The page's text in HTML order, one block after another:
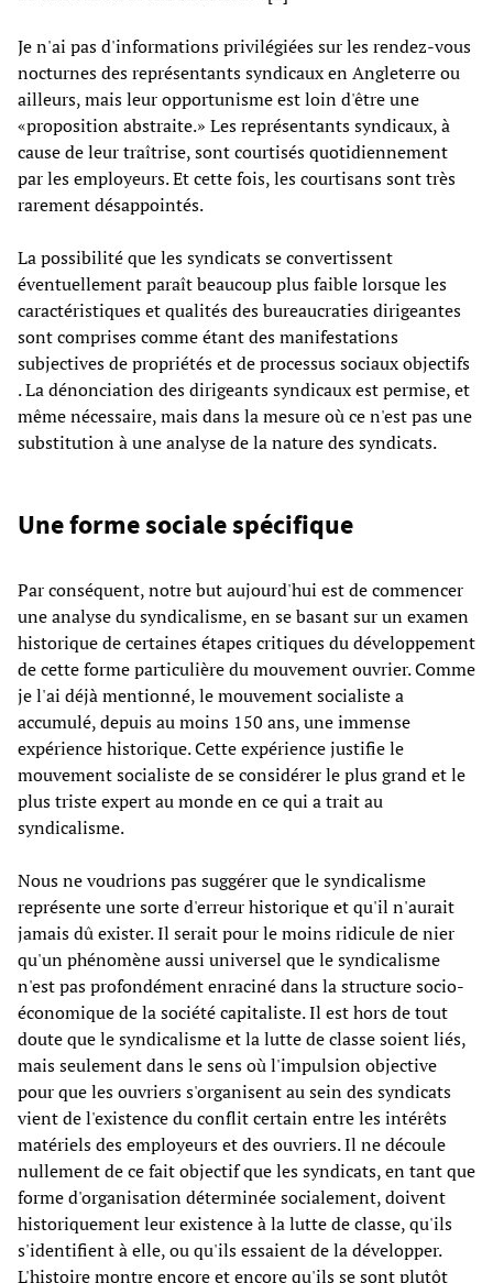
Je n'ai pas d'informations privilégiées sur les rendez-vous
nocturnes des représentants syndicaux en Angleterre ou
ailleurs, mais leur opportunisme est loin d'être une
«proposition abstraite.» Les représentants syndicaux, à
cause de leur traîtrise, sont courtisés quotidiennement
par les employeurs. Et cette fois, les courtisans sont très
rarement désappointés.
La possibilité que les syndicats se convertissent
éventuellement paraît beaucoup plus faible lorsque les
caractéristiques et qualités des bureaucraties dirigeantes
sont comprises comme étant des manifestations
subjectives de propriétés et de processus sociaux objectifs
. La dénonciation des dirigeants syndicaux est permise, et
même nécessaire, mais dans la mesure où ce n'est pas une
substitution à une analyse de la nature des syndicats.
Une forme sociale spécifique
Par conséquent, notre but aujourd'hui est de commencer
une analyse du syndicalisme, en se basant sur un examen
historique de certaines étapes critiques du développement
de cette forme particulière du mouvement ouvrier. Comme
je l'ai déjà mentionné, le mouvement socialiste a
accumulé, depuis au moins 150 ans, une immense
expérience historique. Cette expérience justifie le
mouvement socialiste de se considérer le plus grand et le
plus triste expert au monde en ce qui a trait au
syndicalisme.
Nous ne voudrions pas suggérer que le syndicalisme
représente une sorte d'erreur historique et qu'il n'aurait
jamais dû exister. Il serait pour le moins ridicule de nier
qu'un phénomène aussi universel que le syndicalisme
n'est pas profondément enraciné dans la structure socio-
économique de la société capitaliste. Il est hors de tout
doute que le syndicalisme et la lutte de classe soient liés,
mais seulement dans le sens où l'impulsion objective
pour que les ouvriers s'organisent au sein des syndicats
vient de l'existence du conflit certain entre les intérêts
matériels des employeurs et des ouvriers. Il ne découle
nullement de ce fait objectif que les syndicats, en tant que
forme d'organisation déterminée socialement, doivent
historiquement leur existence à la lutte de classe, qu'ils
s'identifient à elle, ou qu'ils essaient de la développer.
L'histoire montre encore et encore qu'ils se sont plutôt